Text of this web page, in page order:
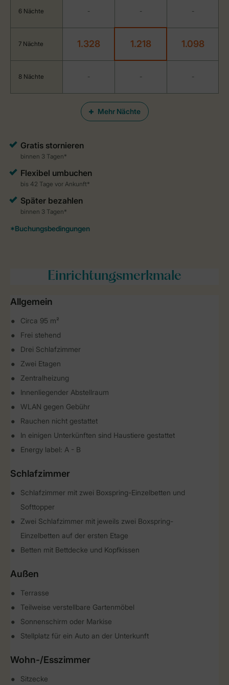
Mehr Nächte
6 Nächte - - -
7 Nächte 1.328 1.218 1.098
8 Nächte - - -
Einrichtungsmerkmale
Allgemein
Circa 95 m²
Frei stehend
Drei Schlafzimmer
Zwei Etagen
Zentralheizung
Innenliegender Abstellraum
WLAN gegen Gebühr
Rauchen nicht gestattet
In einigen Unterkünften sind Haustiere gestattet
Energy label: A - B
Schlafzimmer
Schlafzimmer mit zwei Boxspring-Einzelbetten und
Softtopper
Zwei Schlafzimmer mit jeweils zwei Boxspring-
Einzelbetten auf der ersten Etage
Betten mit Bettdecke und Kopfkissen
Außen
Terrasse
Teilweise verstellbare Gartenmöbel
Sonnenschirm oder Markise
Stellplatz für ein Auto an der Unterkunft
Wohn-/Esszimmer
Sitzecke